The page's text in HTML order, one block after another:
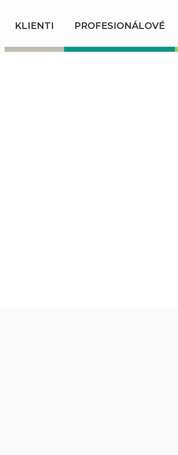
KLIENTI PROFESIONÁLOVÉ